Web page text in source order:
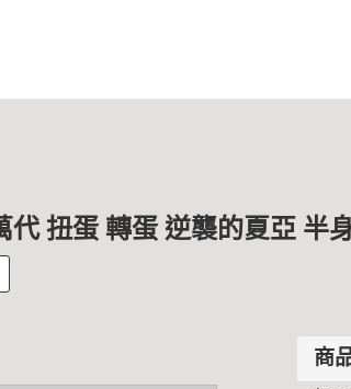
扭蛋 轉蛋 逆襲的夏亞 半
商